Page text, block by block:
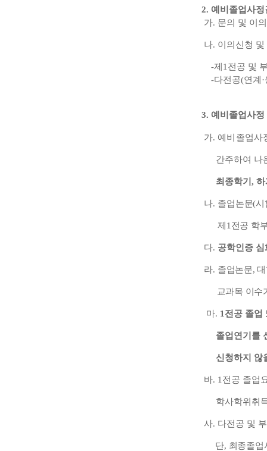
2. 예비졸업사
가. 문의 및 이
나. 이의신청 및
-제 1 전공 및
-다전공(연계 ·
3. 예비졸업사
가. 예비졸업사
간주하여 나
최종학기 , 하
나. 졸업논문(시
제 1 전공 학
다. 공학인증
라. 졸업논문,
교과목 이수
마. 1 전공 졸업
졸업연기를
신청하지 않
바. 1 전공 졸업
학사학위취
사. 다전공 및
단, 최종졸업